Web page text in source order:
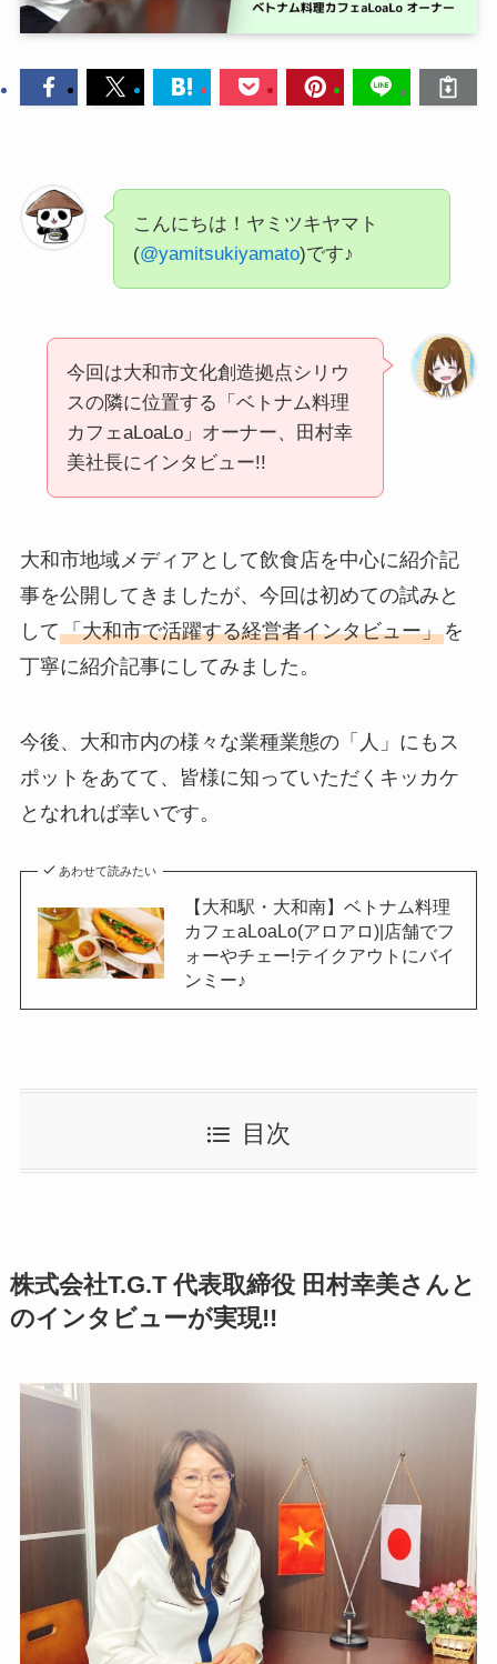
こんにちは！ヤミツキヤマト
(@yamitsukiyamato)です♪
今回は大和市文化創造拠点シリウ
スの隣に位置する「ベトナム料理
カフェaLoaLo」オーナー、田村幸
美社長にインタビュー!!
大和市地域メディアとして飲食店を中心に紹介記
事を公開してきましたが、今回は初めての試みと
して「大和市で活躍する経営者インタビュー」を
丁寧に紹介記事にしてみました。
今後、大和市内の様々な業種業態の「人」にもス
ポットをあてて、皆様に知っていただくキッカケ
となれれば幸いです。
あわせて読みたい
【大和駅・大和南】ベトナム料理
カフェaLoaLo(アロアロ)|店舗でフ
ォーやチェー!テイクアウトにバイ
ンミー♪
目次
株式会社T.G.T 代表取締役 田村幸美さんと
のインタビューが実現!!